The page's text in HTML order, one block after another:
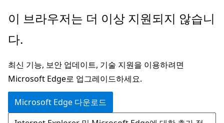
주
콘
츠
로
건
너
이 브라우저는 더 이상 지원되지 않습니
다.
최신 기능, 보안 업데이트, 기술 지원을 이용하려면
Microsoft Edge로 업그레이드하세요.
Microsoft Edge 다운로드